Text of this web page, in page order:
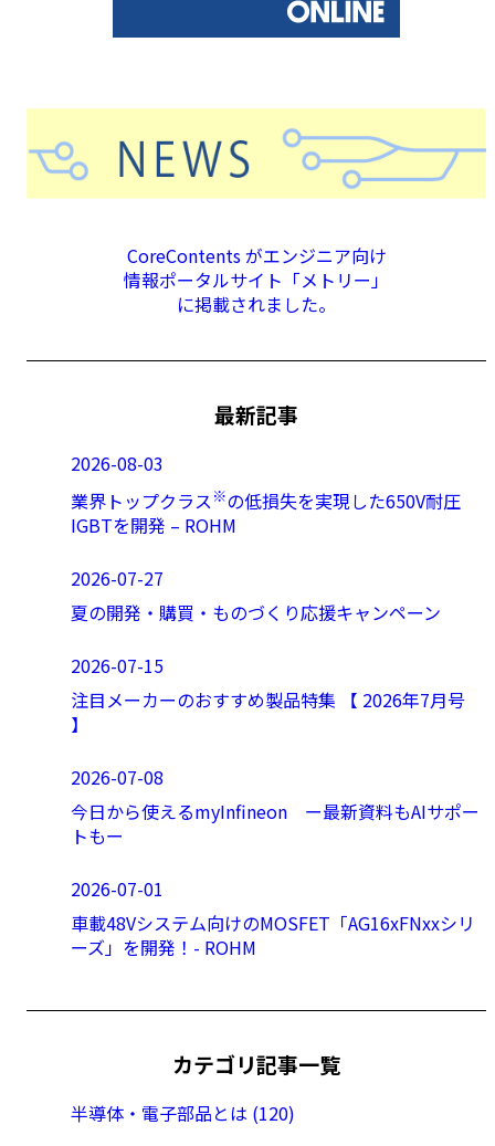
CoreContents がエンジニア向け
情報ポータルサイト「メトリー」
に掲載されました。
最新記事
2026-08-03
業界トップクラス ※の低損失を実現した650V耐圧
IGBTを開発 – ROHM
2026-07-27
夏の開発・購買・ものづくり応援キャンペーン
2026-07-15
注目メーカーのおすすめ製品特集 【 2026年7月号
】
2026-07-08
今日から使えるmyInfineon ー最新資料もAIサポー
トもー
2026-07-01
車載48Vシステム向けのMOSFET「AG16xFNxxシリ
ーズ」を開発！- ROHM
カテゴリ記事一覧
半導体・電子部品とは (120)